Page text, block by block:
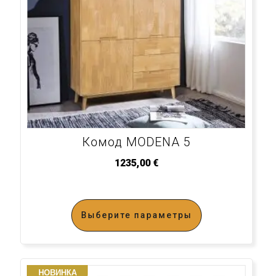
Комод MODENA 5
1235,00 €
Выберите параметры
НОВИНКА